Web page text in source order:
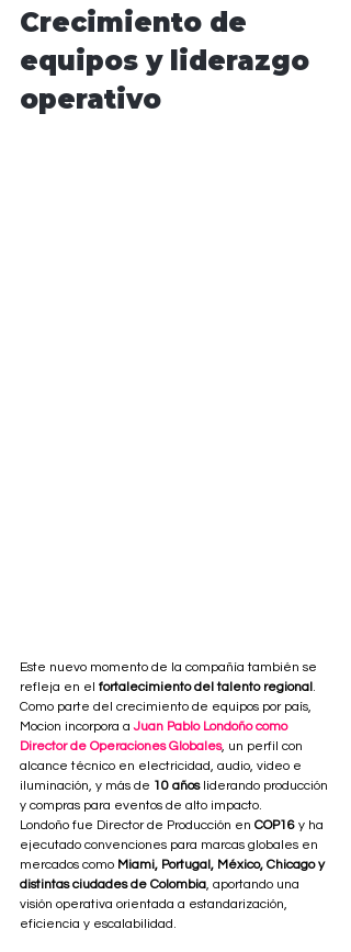
Crecimiento de
equipos y liderazgo
operativo
Este nuevo momento de la compañía también se
refleja en el fortalecimiento del talento regional .
Como parte del crecimiento de equipos por país,
Mocion incorpora a Juan Pablo Londoño como
Director de Operaciones Globales, un perfil con
alcance técnico en electricidad, audio, video e
iluminación, y más de 10 años liderando producción
y compras para eventos de alto impacto.
Londoño fue Director de Producción en COP16 y ha
ejecutado convenciones para marcas globales en
mercados como Miami, Portugal, México, Chicago y
distintas ciudades de Colombia, aportando una
visión operativa orientada a estandarización,
eficiencia y escalabilidad.